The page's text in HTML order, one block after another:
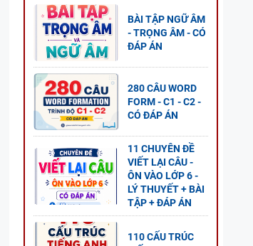
BÀI TẬP NGỮ ÂM
- TRỌNG ÂM - CÓ
ĐÁP ÁN
280 CÂU WORD
FORM - C1 - C2 -
CÓ ĐÁP ÁN
11 CHUYÊN ĐỀ
VIẾT LẠI CÂU -
ÔN VÀO LỚP 6 -
LÝ THUYẾT + BÀI
TẬP + ĐÁP ÁN
110 CẤU TRÚC